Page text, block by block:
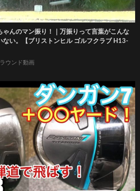
ゃんのマン振り！｜万振りって言葉がこんな
ない。【ブリストンヒル ゴルフクラブ H13-
ウンド動画